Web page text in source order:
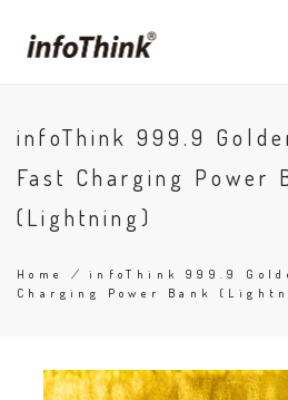
main
infoThink 999.9
Fast Charging Power
(Lightning)
Breadcrumb
Home / infoThink 999.9
Charging Power Bank